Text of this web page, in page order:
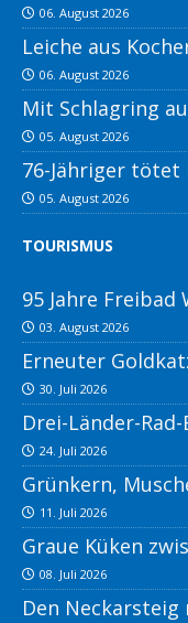
06. August 2026
Leiche aus
06. August 2026
Mit Schlagring
05. August 2026
76-Jähriger tötet
05. August 2026
TOURISMUS
95 Jahre Freibad
03. August 2026
Erneuter
30. Juli 2026
Drei-Länder-
24. Juli 2026
Grünkern,
11. Juli 2026
Graue Küken
08. Juli 2026
Den Neckarsteig